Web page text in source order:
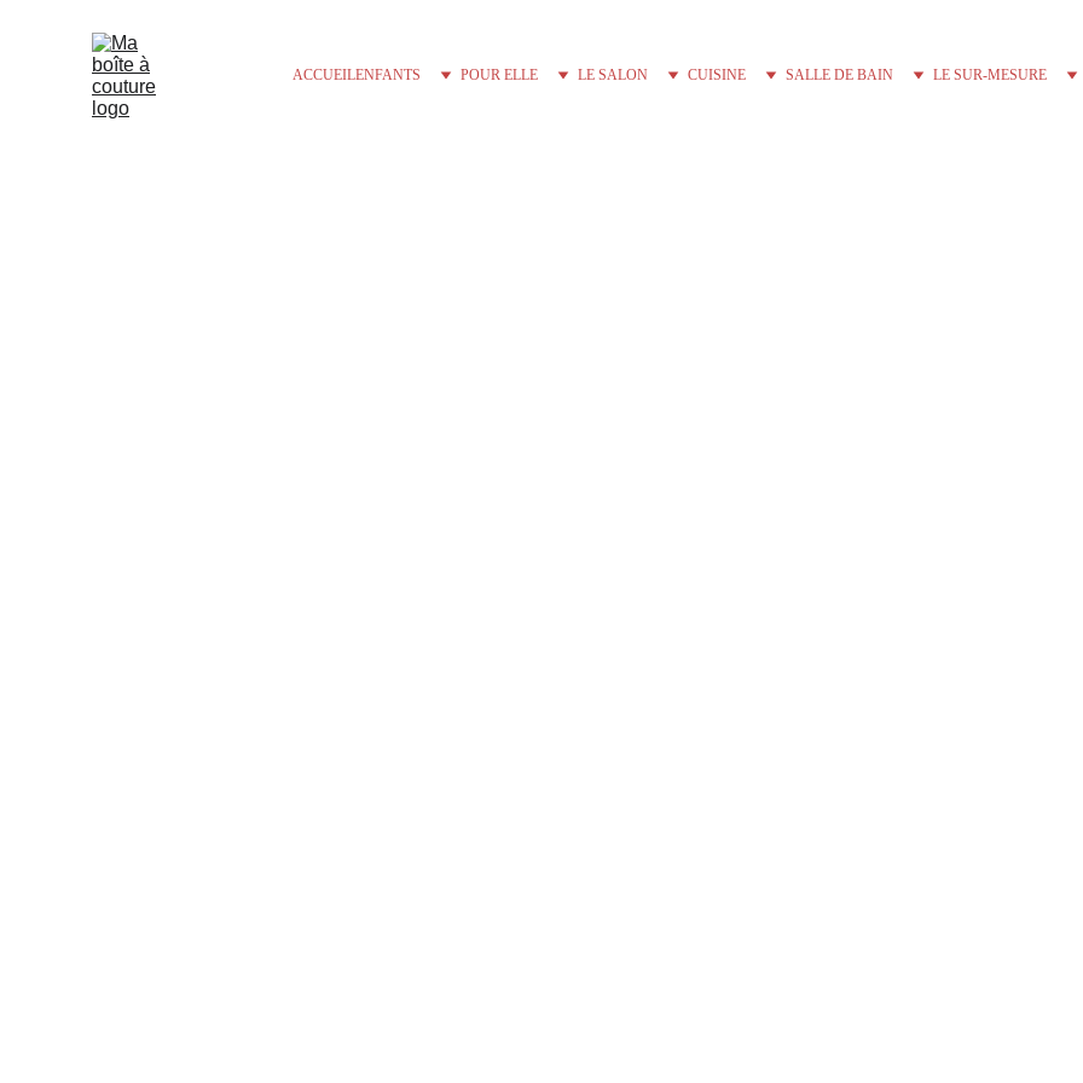
ACCUEILENFANTS POUR ELLE LE SALON CUISINE SALLE DE BAIN LE SUR-MESURE